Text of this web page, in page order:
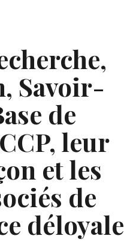
Savoir-
de
leur
et les
de
déloyale